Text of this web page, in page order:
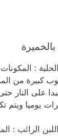
على النار
يوميا ويتم
الرائب :